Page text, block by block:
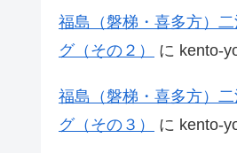
福島（磐梯・喜多方）
グ（その２）
に kento-
福島（磐梯・喜多方）
グ（その３）
に kento-